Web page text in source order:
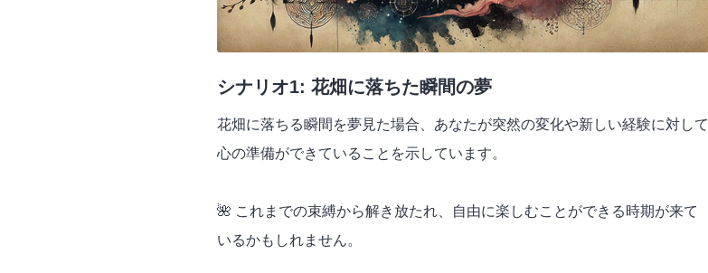
シナリオ1: 花畑に落ちた瞬間の夢
花畑に落ちる瞬間を夢見た場合、あなたが突然の変化や新しい経験に対して
心の準備ができていることを示しています。
🌺 これまでの束縛から解き放たれ、自由に楽しむことができる時期が来て
いるかもしれません。